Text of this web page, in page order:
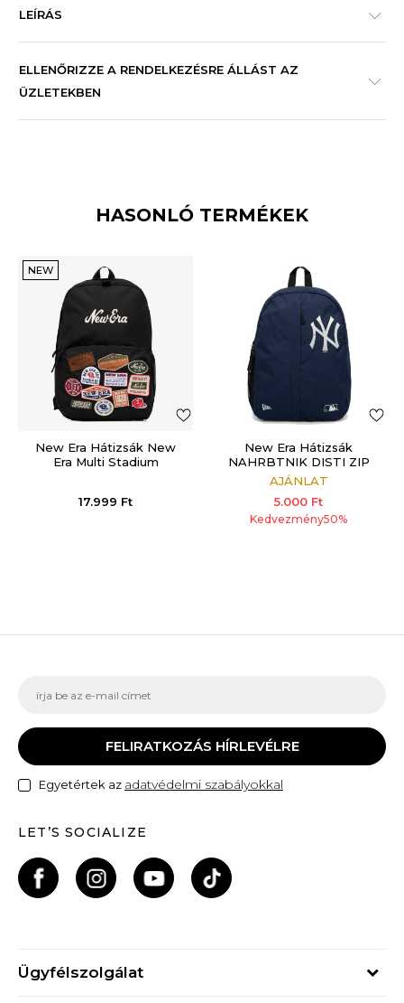
LEÍRÁS
ELLENŐRIZZE A RENDELKEZÉSRE ÁLLÁST AZ
ÜZLETEKBEN
HASONLÓ TERMÉKEK
NEW
New Era Hátizsák New
Era Multi Stadium
17.999 Ft
New Era Hátizsák
NAHRBTNIK DISTI ZIP
DOWN PACK NEYYAN
AJÁNLAT
5.000 Ft
Kedvezmény50%
FELIRATKOZÁS HÍRLEVÉLRE
Egyetértek az adatvédelmi szabályokkal
LET’S SOCIALIZE
Ügyfélszolgálat